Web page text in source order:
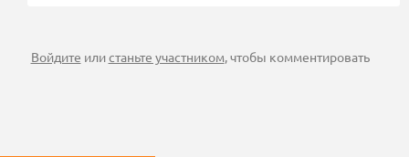
Войдите илистаньте участником, чтобы комментировать